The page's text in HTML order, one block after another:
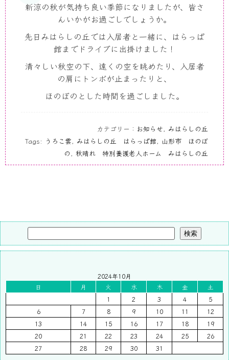
新涼の秋が気持ち良い季節になりましたが、皆さ
んいかがお過ごしでしょうか。
先日みはらしの丘では入居者と一緒に、はらっぱ
館までドライブに出掛けました！
清々しい秋空の下、遠くの空を眺めたり、入居者
の肩にトンボが止まったりと、
ほのぼのとした時間を過ごしました。
カテゴリー： お知らせ, みはらしの丘
Tags: うろこ雲, みはらしの丘 はらっぱ館, 山形市 ほのぼ
の, 秋晴れ 特別養護老人ホーム みはらしの丘
検索
2024年10月
日
月 火 水 木 金
土
1
2 3 4
5
6
7 8 9 10 11
12
13
14 15 16 17 18
19
20
21 22 23 24 25
26
27
28 29 30 31